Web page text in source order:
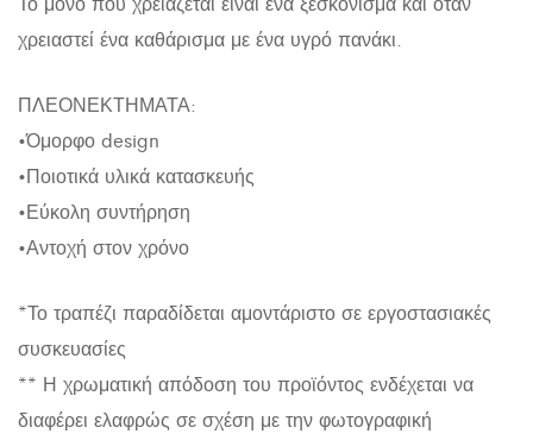
χρειαστεί ένα καθάρισμα με ένα υγρό πανάκι.
ΠΛΕΟΝΕΚΤΗΜΑΤΑ:
•Όμορφο design
•Ποιοτικά υλικά κατασκευής
•Εύκολη συντήρηση
•Αντοχή στον χρόνο
*Το τραπέζι παραδίδεται αμοντάριστο σε εργοστασιακές
συσκευασίες
** Η χρωματική απόδοση του προϊόντος ενδέχεται να
διαφέρει ελαφρώς σε σχέση με την φωτογραφική